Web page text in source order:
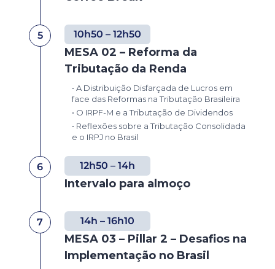
5 10h50 – 12h50
MESA 02 – Reforma da
Tributação da Renda
• A Distribuição Disfarçada de Lucros em
face das Reformas na Tributação Brasileira
• O IRPF-M e a Tributação de Dividendos
• Reflexões sobre a Tributação Consolidada
e o IRPJ no Brasil
6 12h50 – 14h
Intervalo para almoço
7 14h – 16h10
MESA 03 – Pillar 2 – Desafios na
Implementação no Brasil